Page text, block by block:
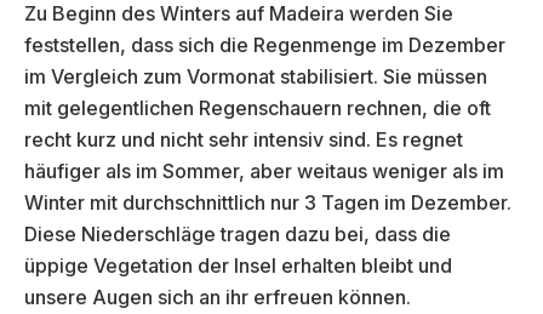
Zu Beginn des Winters auf Madeira werden Sie
feststellen, dass sich die Regenmenge im Dezember
im Vergleich zum Vormonat stabilisiert. Sie müssen
mit gelegentlichen Regenschauern rechnen, die oft
recht kurz und nicht sehr intensiv sind. Es regnet
häufiger als im Sommer, aber weitaus weniger als im
Winter mit durchschnittlich nur 3 Tagen im Dezember.
Diese Niederschläge tragen dazu bei, dass die
üppige Vegetation der Insel erhalten bleibt und
unsere Augen sich an ihr erfreuen können.